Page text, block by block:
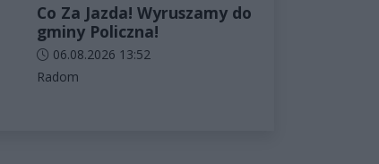
Co Za Jazda! Wyruszamy do
gminy Policzna!
Data dodania artykułu:
06.08.2026 13:52
Kategorie artykułu:
Radom